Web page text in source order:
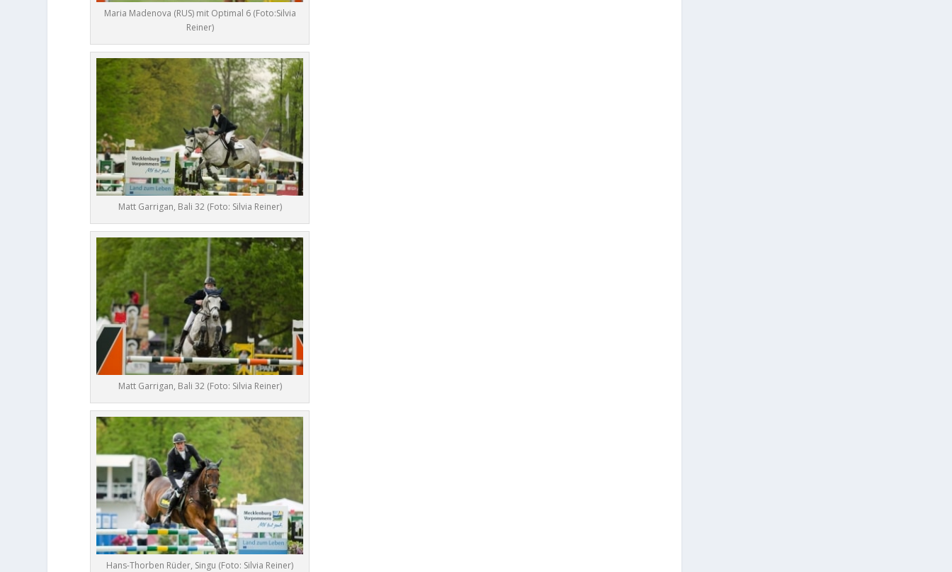
Maria Madenova (RUS) mit Optimal 6 (Foto:Silvia
Reiner)
Matt Garrigan, Bali 32 (Foto: Silvia Reiner)
Matt Garrigan, Bali 32 (Foto: Silvia Reiner)
Hans-Thorben Rüder, Singu (Foto: Silvia Reiner)